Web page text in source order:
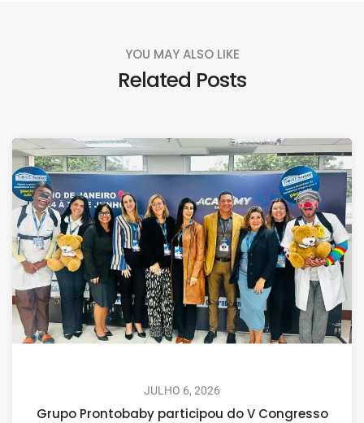
YOU MAY ALSO LIKE
Related Posts
JULHO 6, 2026
Grupo Prontobaby participou do V Congresso